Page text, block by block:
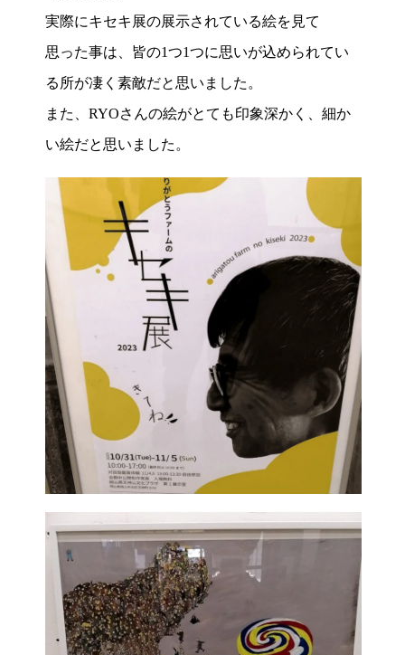
実際にキセキ展の展示されている絵を見て
思った事は、皆の1つ1つに思いが込められてい
る所が凄く素敵だと思いました。
また、RYOさんの絵がとても印象深かく、細か
い絵だと思いました。